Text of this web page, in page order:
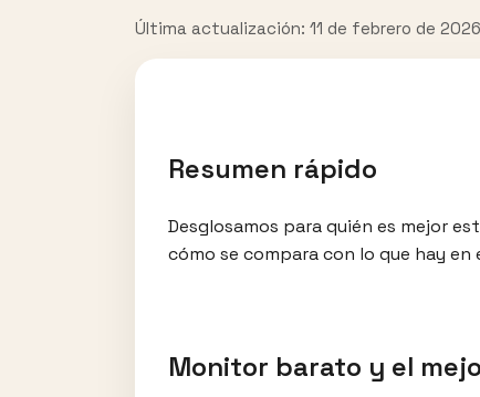
Última actualización: 11 de febrero de 2026
Resumen rápido
Desglosamos para quién es mejor
cómo se compara con lo que hay en
Monitor barato y el